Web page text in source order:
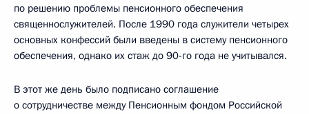
по решению проблемы пенсионного обеспечения
священнослужителей. После 1990 года служители четырех
основных конфессий были введены в систему пенсионного
обеспечения, однако их стаж до 90-го года не учитывался.
В этот же день было подписано соглашение
о сотрудничестве между Пенсионным фондом Российской